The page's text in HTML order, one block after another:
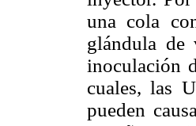
una cola
glándula de
inoculación
cuales, las
pueden